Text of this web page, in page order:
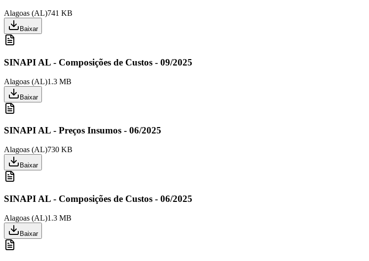
Alagoas (AL)741 KB
Baixar
SINAPI AL - Composições de Custos - 09/2025
Alagoas (AL)1.3 MB
Baixar
SINAPI AL - Preços Insumos - 06/2025
Alagoas (AL)730 KB
Baixar
SINAPI AL - Composições de Custos - 06/2025
Alagoas (AL)1.3 MB
Baixar